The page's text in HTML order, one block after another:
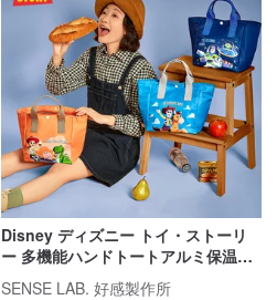
Disney ディズニー トイ・ストーリ
ー 多機能ハンドトートアルミ保温バ
SENSE LAB. 好感製作所